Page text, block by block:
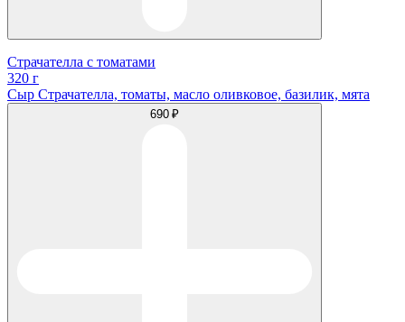
Страчателла с томатами
320 г
Сыр Страчателла, томаты, масло оливковое, базилик, мята
690 ₽